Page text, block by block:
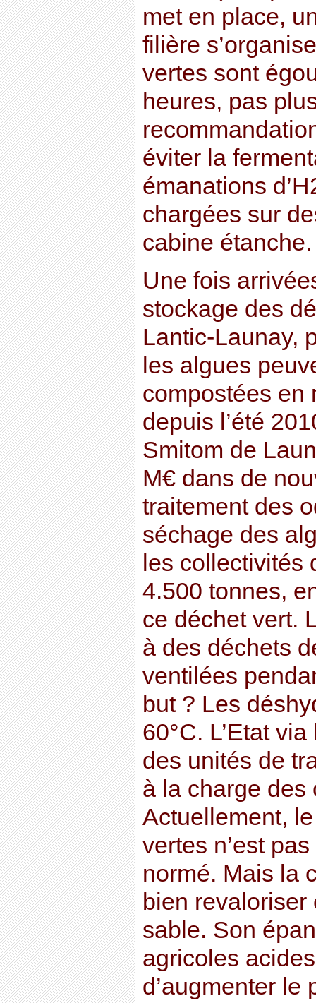
met en place,
filière
vertes sont
heures, pas
éviter la
émanations
chargées sur
cabine étanche.
Une fois
stockage des
Lantic-Launay,
les algues
compostées en
depuis l’été
Smitom de
M€ dans de
traitement des
séchage des
les collectivités
4.500 tonnes,
ce déchet vert.
à des déchets
ventilées
but ? Les
60°C. L’Etat
des unités de
à la charge des
Actuellement,
vertes n’est
normé. Mais la
bien
sable. Son
agricoles
d’augmenter le